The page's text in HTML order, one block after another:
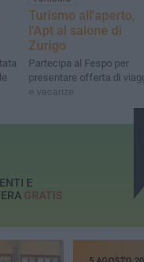
Turismo all'aperto,
l'Apt al salone di
Zurigo
Partecipa al Fespo per
presentare offerta di
e vacanze
E
GRATIS